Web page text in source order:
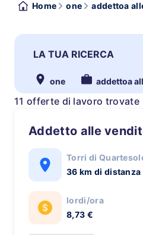
Home one addettoa
LA TUA RICERCA
one addettoa
11 offerte di lavoro trovate
Addetto alle
Torri di
36 km di distanza
lordi/ora
8,73 €